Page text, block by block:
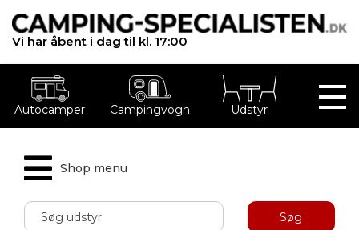
Vi har åbent i dag til kl. 17:00
Autocamper Campingvogn Udstyr
Shop menu
Søg